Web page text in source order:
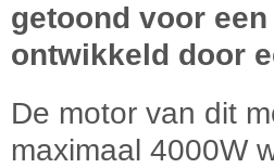
getoond voor
ontwikkeld door
De motor van dit
maximaal 4000W